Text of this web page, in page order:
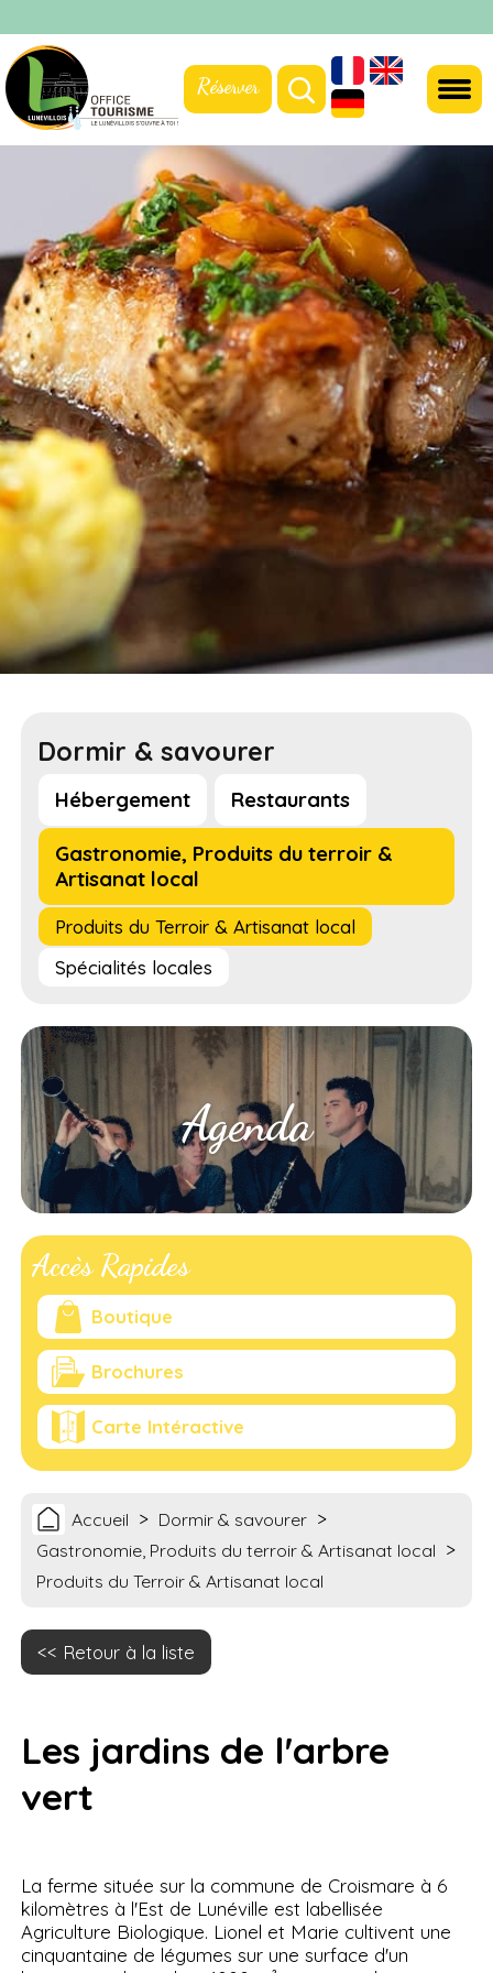
Réserver
Dormir & savourer
Hébergement Restaurants
Gastronomie, Produits du terroir &
Artisanat local
Produits du Terroir & Artisanat local
Spécialités locales
Agenda
Accès Rapides
Boutique
Brochures
Carte Intéractive
Accueil > Dormir & savourer >
Gastronomie, Produits du terroir & Artisanat local >
Produits du Terroir & Artisanat local
Retour à la liste
Les jardins de l'arbre
vert
La ferme située sur la commune de Croismare à 6
kilomètres à l'Est de Lunéville est labellisée
Agriculture Biologique. Lionel et Marie cultivent une
cinquantaine de légumes sur une surface d'un